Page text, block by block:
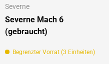
Severne
Severne Mach 6
(gebraucht)
Begrenzter Vorrat (3 Einheiten)